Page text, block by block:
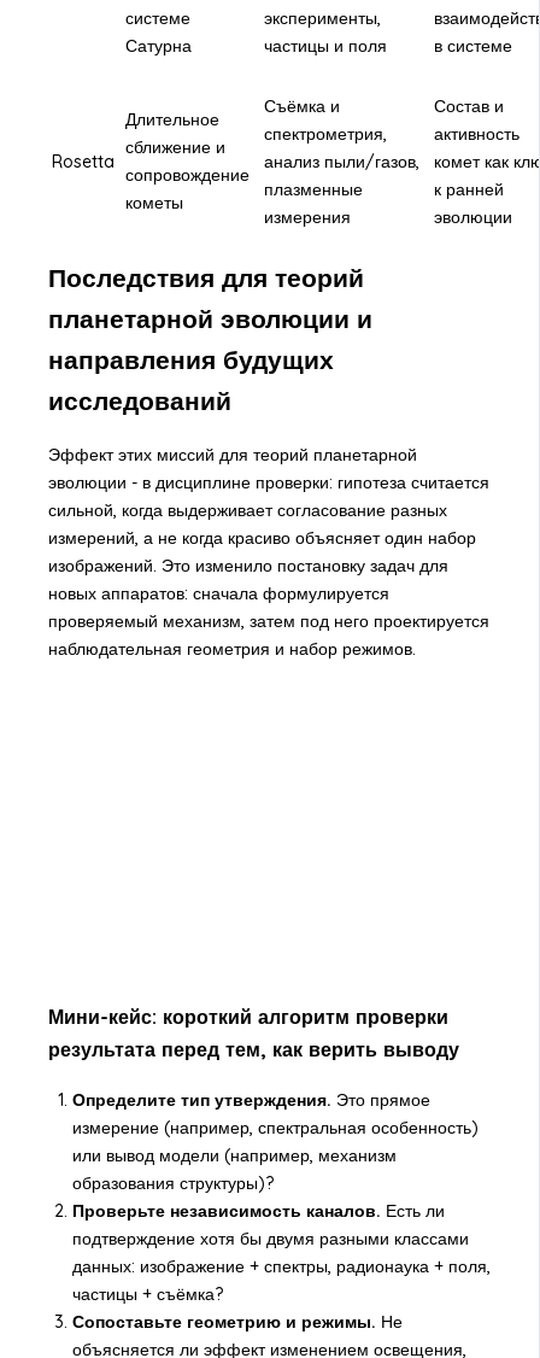
системе
Сатурна
эксперименты,
частицы и поля
в системе
Rosetta
Длительное
сближение и
сопровождение
кометы
Съёмка и
спектрометрия,
анализ пыли/газов,
плазменные
измерения
Состав и
активность
комет как
к ранней
эволюции
Последствия для теорий
планетарной эволюции и
направления будущих
исследований
Эффект этих миссий для теорий планетарной
эволюции - в дисциплине проверки: гипотеза считается
сильной, когда выдерживает согласование разных
измерений, а не когда красиво объясняет один набор
изображений. Это изменило постановку задач для
новых аппаратов: сначала формулируется
проверяемый механизм, затем под него проектируется
наблюдательная геометрия и набор режимов.
Мини-кейс: короткий алгоритм проверки
результата перед тем, как верить выводу
Определите тип утверждения. Это прямое
измерение (например, спектральная особенность)
или вывод модели (например, механизм
образования структуры)?
Проверьте независимость каналов. Есть ли
подтверждение хотя бы двумя разными классами
данных: изображение + спектры, радионаука + поля,
частицы + съёмка?
Сопоставьте геометрию и режимы. Не
объясняется ли эффект изменением освещения,